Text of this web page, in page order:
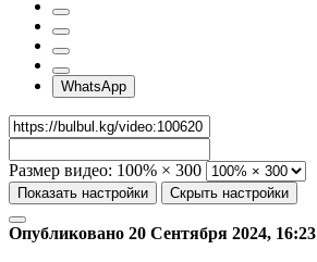
WhatsApp
Размер видео: 100% × 300
Показать настройки Скрыть настройки
Опубликовано 20 Сентября 2024, 16:23